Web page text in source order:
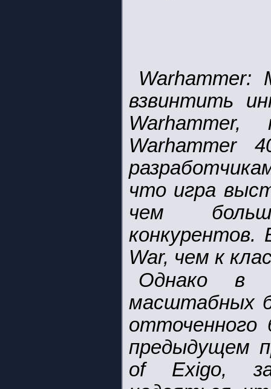
взвинтить
Warhammer
что игра
чем
конкурентов.
War, чем к
Однако в
масштабных
отточенного
предыдущем
of Exigo,